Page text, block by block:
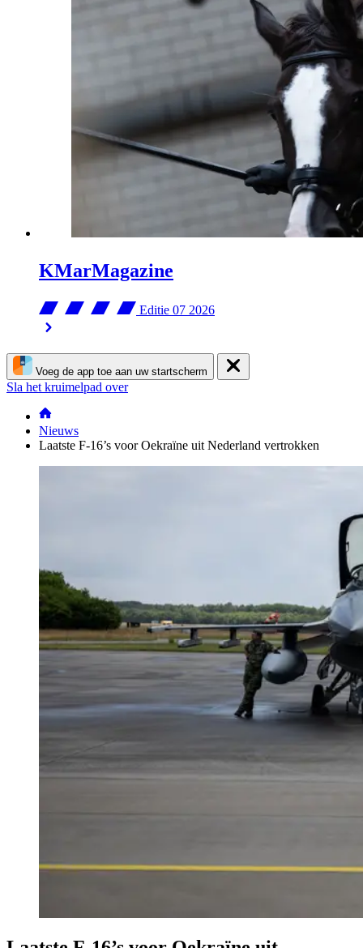
KMarMagazine
Editie 07 2026
Voeg de app toe aan uw startscherm
Sla het kruimelpad over
Nieuws
Laatste F-16’s voor Oekraïne uit Nederland vertrokken